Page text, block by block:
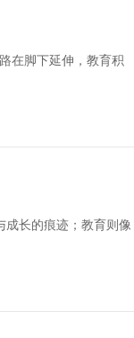
在脚下延伸，教育积
成长的痕迹；教育则像